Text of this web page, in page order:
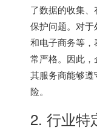
了数据的收集
保护问题。对
和电子商务等
常严格。因此
其服务商能够
险。
2. 行业特